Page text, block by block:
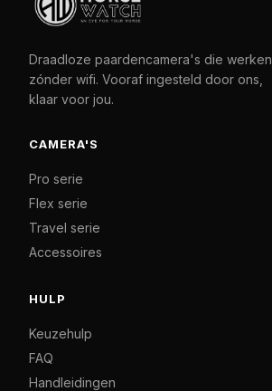
Draadloze paardencamera's die werken
zónder wifi. Vooraf ingesteld door ons,
klaar voor jou.
CAMERA'S
Pro serie
Flex serie
Travel serie
Accessoires
HULP
Keuzehulp
FAQ
Handleidingen